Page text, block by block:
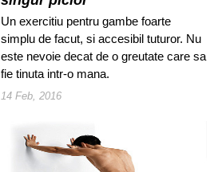
Un exercitiu pentru gambe foarte
simplu de facut, si accesibil tuturor. Nu
este nevoie decat de o greutate care sa
fie tinuta intr-o mana.
14 Feb, 2016